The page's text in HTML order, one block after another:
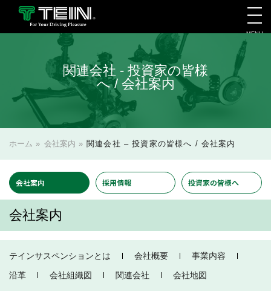
会社案内・採用・IR
MENU
関連会社 - 投資家の皆様
へ / 会社案内
ホーム » 会社案内 » 関連会社 – 投資家の皆様へ / 会社案内
会社案内 採用情報 投資家の皆様へ
会社案内
テインサスペンションとは 会社概要
事業内容
沿革
会社組織図 関連会社 会社地図